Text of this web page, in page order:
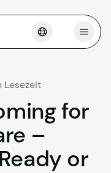
Menü
Lesezeit
for
–
Ready or